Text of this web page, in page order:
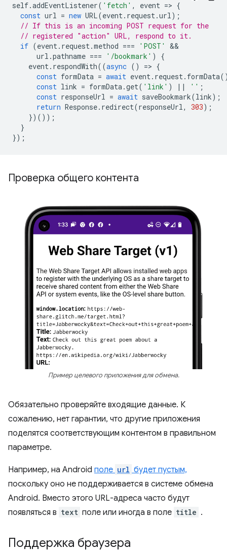
self.addEventListener( 'fetch' , event => {
const url = new URL(event. request.url);
// If this is an incoming POST request for the
// registered "action" URL, respond to it.
if (event. request.method === 'POST'
url .pathname === '/bookmark' )
{
event. respondWith((async () => {
const formData = await event. request. formData
const link = formData.get( 'link' ) || '' ;
const responseUrl = await saveBookmark(link);
return Response. redirect(responseUrl, 303);
})());
}
});
Проверка общего контента
Пример целевого приложения для обмена.
Обязательно проверяйте входящие данные. К
сожалению, нет гарантии, что другие приложения
поделятся соответствующим контентом в правильном
параметре.
Например, на Android поле url будет пустым,
поскольку оно не поддерживается в системе обмена
Android. Вместо этого URL-адреса часто будут
появляться в text поле или иногда в поле title .
Поддержка браузера